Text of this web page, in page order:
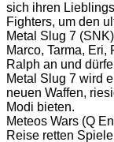
sich ihren
Fighters, um den
Metal Slug 7
Marco, Tarma, Eri,
Ralph an und
Metal Slug 7 wird
neuen Waffen,
Modi bieten.
Meteos Wars (Q
Reise retten